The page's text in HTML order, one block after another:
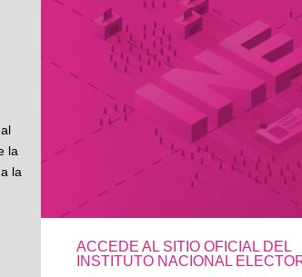
la
la
ACCEDE AL SITIO OFICIAL DEL
INSTITUTO NACIONAL